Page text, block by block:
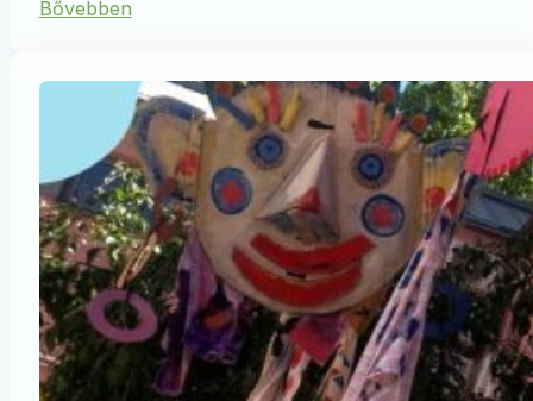
Bővebben